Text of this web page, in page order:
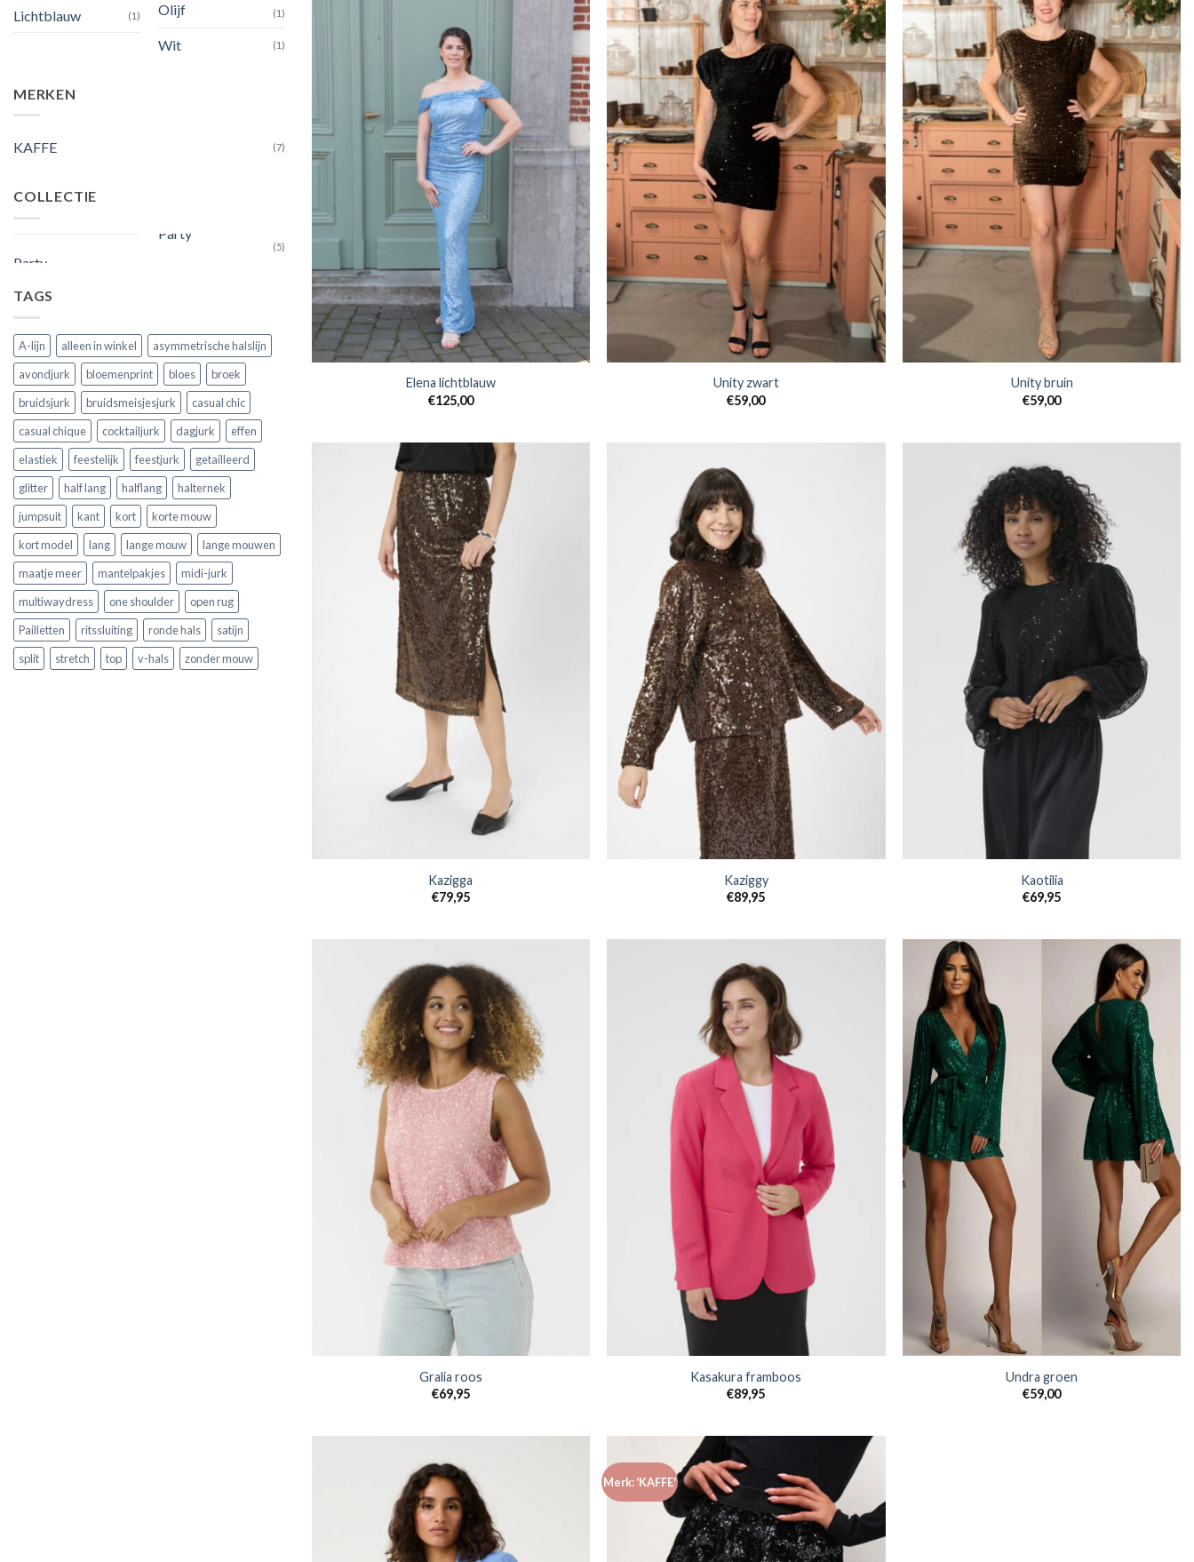
Lichtblauw (1) Olijf (1)
Wit (1)
MERKEN
KAFFE (7)
COLLECTIE
Party
(5)
TAGS
A-lijn alleen in winkel
asymmetrische halslijn
avondjurk
bloemenprint bloes
broek
bruidsjurk
bruidsmeisjesjurk
casual chic
casual chique
cocktailjurk dagjurk
effen
elastiek
feestelijk feestjurk
getailleerd
glitter
half lang halflang
halternek
jumpsuit
kant kort
korte mouw
kort model
lang lange mouw
lange mouwen
maatje meer
mantelpakjes
midi-jurk
multiwaydress
one shoulder
open rug
Pailletten
ritssluiting ronde hals
satijn
split
stretch top v-hals zonder mouw
Elena lichtblauw
€125,00
Unity zwart
€59,00
Unity bruin
€59,00
Kazigga
€79,95
Kaziggy
€89,95
Kaotilia
€69,95
Gralia roos
€69,95
Kasakura framboos
€89,95
Undra groen
€59,00
Merk: 'KAFFE'